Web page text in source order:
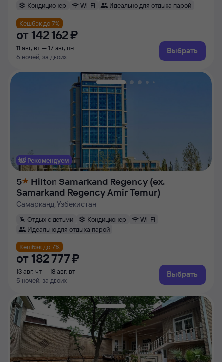
Кондиционер Wi-Fi Идеально для отдыха парой
Кешбэк до 7%
от 142 ⁠162 ⁠₽
11 авг, вт — 17 авг, пн
6 ночей, за двоих
Выбрать
Рекомендуем
5
Hilton Samarkand Regency (ex.
Samarkand Regency Amir Temur)
Самарканд, Узбекистан
Отдых с детьми Кондиционер
Wi-Fi
Идеально для отдыха парой
Кешбэк до 7%
от 182 ⁠777 ⁠₽
13 авг, чт — 18 авг, вт
5 ночей, за двоих
Выбрать